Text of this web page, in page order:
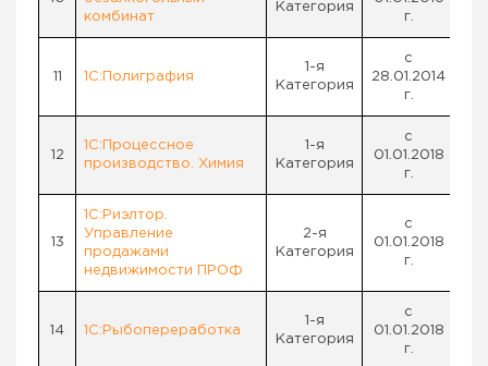
комбинат
Категория
г.
11 1С:Полиграфия
1-я
Категория
с
28.01.2014
г.
12
1С:Процессное
производство. Химия
1-я
Категория
с
01.01.2018
г.
13
1С:Риэлтор.
Управление
продажами
недвижимости ПРОФ
2-я
Категория
с
01.01.2018
г.
14 1С:Рыбопереработка
1-я
Категория
с
01.01.2018
г.